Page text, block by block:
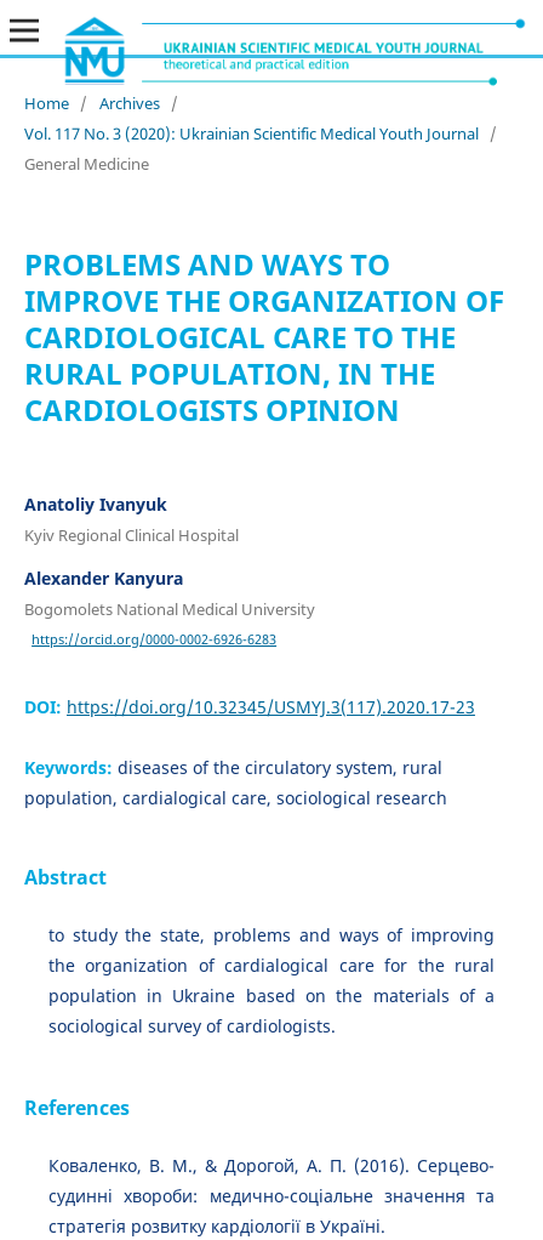
Home / Archives /
Vol. 117 No. 3 (2020): Ukrainian Scientific Medical Youth Journal /
General Medicine
PROBLEMS AND WAYS TO
IMPROVE THE ORGANIZATION OF
CARDIOLOGICAL CARE TO THE
RURAL POPULATION, IN THE
CARDIOLOGISTS OPINION
Anatoliy Ivanyuk
Kyiv Regional Clinical Hospital
Alexander Kanyura
Bogomolets National Medical University
https://orcid.org/0000-0002-6926-6283
DOI: https://doi.org/10.32345/USMYJ.3(117).2020.17-23
Keywords: diseases of the circulatory system, rural
population, cardialogical care, sociological research
Abstract
to study the state, problems and ways of improving
the organization of cardialogical care for the rural
population in Ukraine based on the materials of a
sociological survey of cardiologists.
References
Коваленко, В. М., & Дорогой, А. П. (2016). Серцево-
судинні хвороби: медично-соціальне значення та
стратегія розвитку кардіології в Україні.